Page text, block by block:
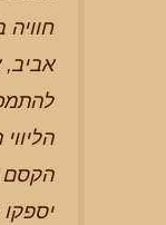
הקסם